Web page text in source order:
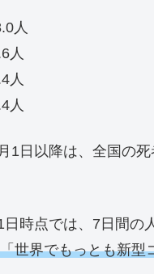
1日以降は、全国の
日時点では、7日間
世界でもっとも新型